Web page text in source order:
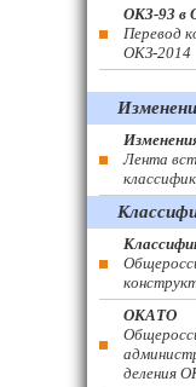
ОКЗ-93 в
Перевод
ОКЗ-2014
Лента
ОКАТО
деления